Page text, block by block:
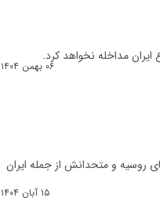
ایران مداخله نخواهد کرد.
۰۶ بهمن ۱۴۰۴
روسیه و متحدانش از جمله ایران
۱۵ آبان ۱۴۰۴